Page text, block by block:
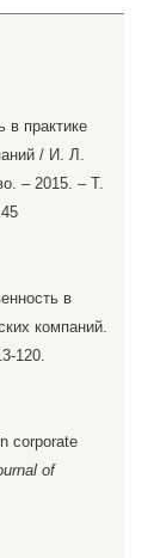
в практике
/ И. Л.
– 2015. – Т.
в
компаний.
120.
corporate
of